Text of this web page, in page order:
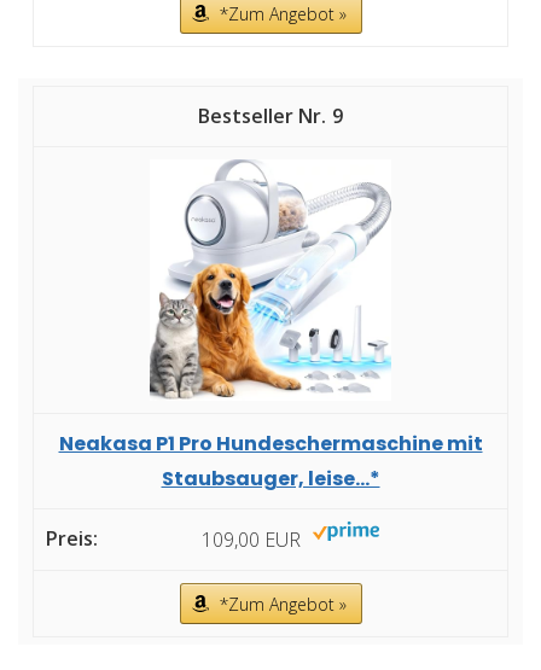
*Zum Angebot »
9
Neakasa P1 Pro Hundeschermaschine mit
Staubsauger, leise...*
109,00 EUR
*Zum Angebot »